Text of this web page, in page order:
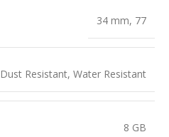
34 mm, 77
Dust Resistant, Water Resistant
8 GB